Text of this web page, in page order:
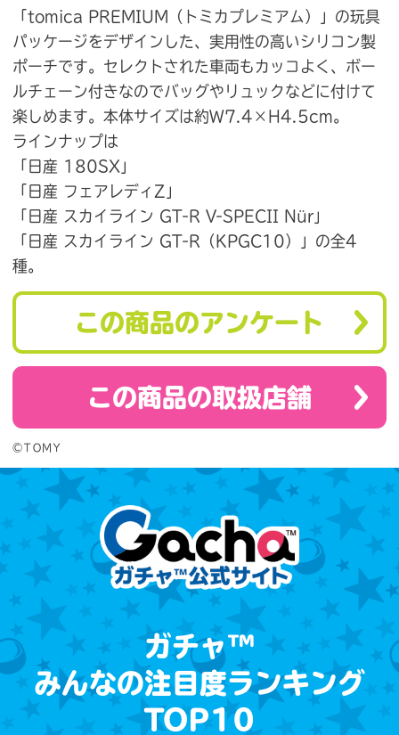
「tomica PREMIUM（トミカプレミアム）」の玩具
パッケージをデザインした、実用性の高いシリコン製
ポーチです。セレクトされた車両もカッコよく、ボー
ルチェーン付きなのでバッグやリュックなどに付けて
楽しめます。本体サイズは約W7.4×H4.5cm。
ラインナップは
「日産 180SX」
「日産 フェアレディZ」
「日産 スカイライン GT-R V-SPECII Nür」
「日産 スカイライン GT-R（KPGC10）」の全4
種。
この商品のアンケート
この商品の取扱店舗
©ＴＯＭＹ
ガチャ™
みんなの注目度ランキング
TOP10